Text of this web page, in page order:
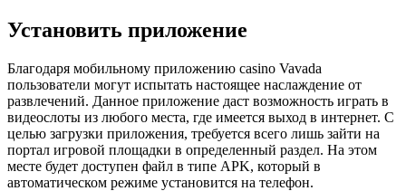
Установить приложение
Благодаря мобильному приложению casino Vavada
пользователи могут испытать настоящее наслаждение от
развлечений. Данное приложение даст возможность играть в
видеослоты из любого места, где имеется выход в интернет. С
целью загрузки приложения, требуется всего лишь зайти на
портал игровой площадки в определенный раздел. На этом
месте будет доступен файл в типе APK, который в
автоматическом режиме установится на телефон.